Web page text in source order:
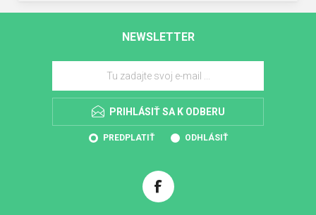
NEWSLETTER
PRIHLÁSIŤ SA K ODBERU
PREDPLATIŤ ODHLÁSIŤ